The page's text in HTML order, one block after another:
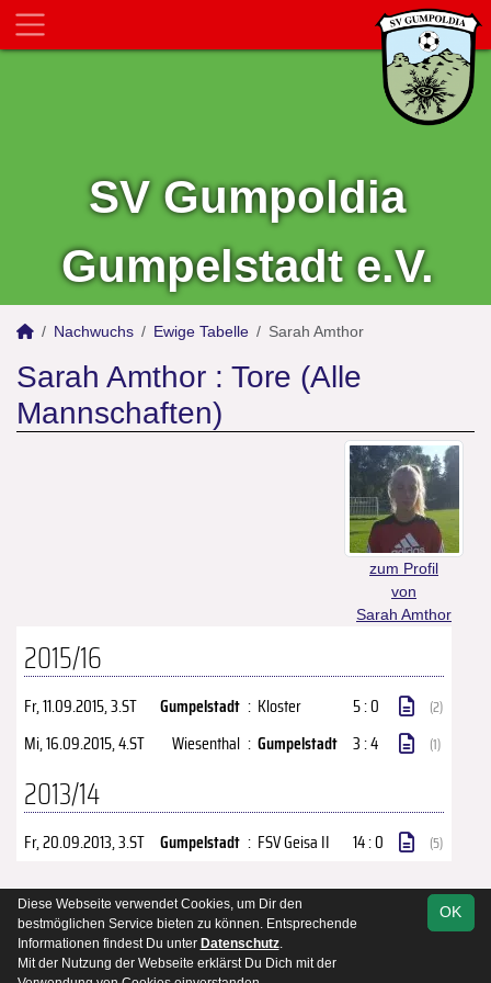
SV Gumpoldia
Gumpelstadt e.V.
Nachwuchs Ewige Tabelle Sarah Amthor
Sarah Amthor : Tore (Alle
Mannschaften)
zum Profil
von
Sarah Amthor
2015/16
Fr, 11.09.2015, 3.ST Gumpelstadt : Kloster 5 : 0 (2)
Mi, 16.09.2015, 4.ST Wiesenthal : Gumpelstadt 3 : 4 (1)
2013/14
Fr, 20.09.2013, 3.ST Gumpelstadt : FSV Geisa II 14 : 0 (5)
soccero.de
© 2006 - 2026
Kontakt Impressum Datenschutz
OK
Diese Webseite verwendet Cookies, um Dir den
bestmöglichen Service bieten zu können. Entsprechende
Informationen findest Du unter Datenschutz.
Mit der Nutzung der Webseite erklärst Du Dich mit der